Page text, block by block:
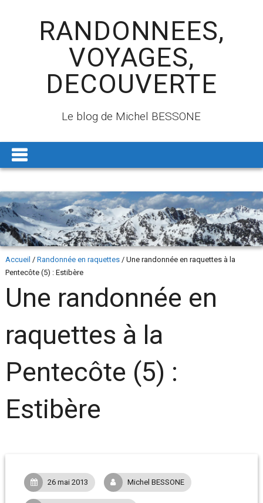
RANDONNEES,
VOYAGES,
DECOUVERTE
Le blog de Michel BESSONE
Accueil / Randonnée en raquettes/ Une randonnée en raquettes à la
Pentecôte (5) : Estibère
Une randonnée en
raquettes à la
Pentecôte (5) :
Estibère
26 mai 2013 Michel BESSONE